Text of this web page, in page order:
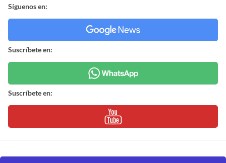
Síguenos en:
Suscríbete en:
Suscríbete en: